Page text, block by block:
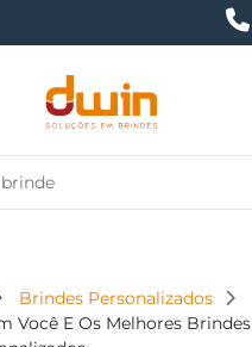
Brindes Personalizados
Você E Os Melhores Brindes